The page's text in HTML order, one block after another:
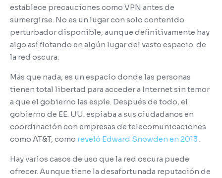
establece precauciones como VPN antes de
sumergirse. No es un lugar con solo contenido
perturbador disponible, aunque definitivamente hay
algo así flotando en algún lugar del vasto espacio. de
la red oscura.
Más que nada, es un espacio donde las personas
tienen total libertad para acceder a Internet sin temor
a que el gobierno las espíe. Después de todo, el
gobierno de EE. UU. espiaba a sus ciudadanos en
coordinación con empresas de telecomunicaciones
como AT&T, como reveló Edward Snowden en 2013 .
Hay varios casos de uso que la red oscura puede
ofrecer. Aunque tiene la desafortunada reputación de